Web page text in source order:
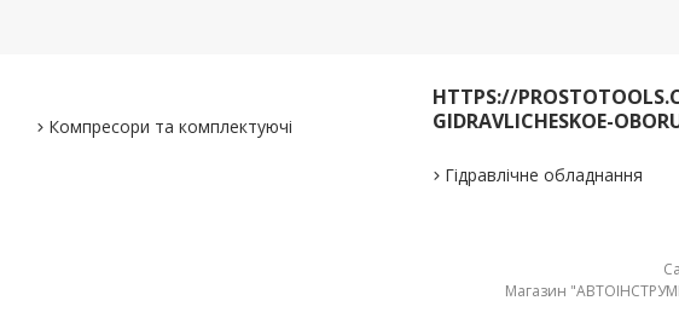
Компресори та комплектуючі
HTTPS://
GIDRAVLICHESKOE-
Гідравлічне обладнання